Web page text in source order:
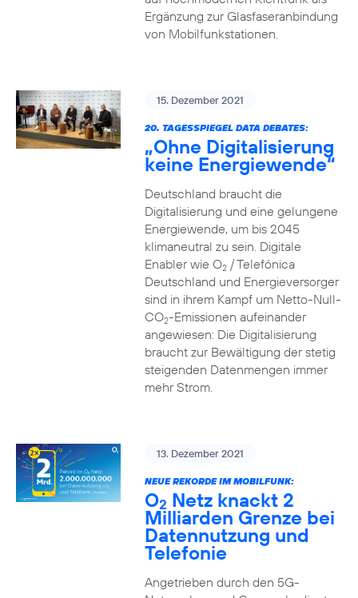
Ergänzung zur Glasfaseranbindung
von Mobilfunkstationen.
15. Dezember 2021
20. TAGESSPIEGEL DATA DEBATES:
„Ohne Digitalisierung
keine Energiewende“
Deutschland braucht die
Digitalisierung und eine gelungene
Energiewende, um bis 2045
klimaneutral zu sein. Digitale
Enabler wie O2/ Telefónica
Deutschland und Energieversorger
sind in ihrem Kampf um Netto-Null-
CO2-Emissionen aufeinander
angewiesen: Die Digitalisierung
braucht zur Bewältigung der stetig
steigenden Datenmengen immer
mehr Strom.
13. Dezember 2021
NEUE REKORDE IM MOBILFUNK:
O2 Netz knackt 2
Milliarden Grenze bei
Datennutzung und
Telefonie
Angetrieben durch den 5G-